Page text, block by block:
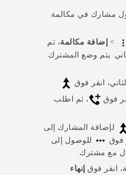
مشارك في مكالمة
> إضافة مكالمة، ثم
يتم وضع المشترك
انقر فوق
فوق
، ثم اطلب
لإضافة المشارك إلى
فوق
للوصول إلى
مع مشترك.
انقر فوق إنهاء